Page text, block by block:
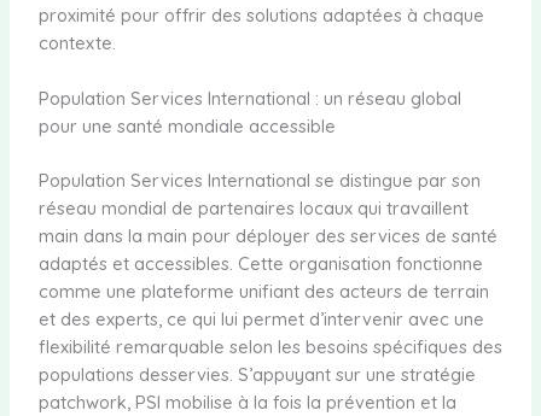
proximité pour offrir des solutions adaptées à chaque
contexte.
Population Services International : un réseau global
pour une santé mondiale accessible
Population Services International se distingue par son
réseau mondial de partenaires locaux qui travaillent
main dans la main pour déployer des services de santé
adaptés et accessibles. Cette organisation fonctionne
comme une plateforme unifiant des acteurs de terrain
et des experts, ce qui lui permet d’intervenir avec une
flexibilité remarquable selon les besoins spécifiques des
populations desservies. S’appuyant sur une stratégie
patchwork, PSI mobilise à la fois la prévention et la